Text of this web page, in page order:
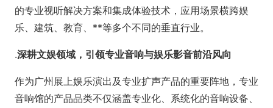
的专业视听解决方案和集成体验技术，应用场景横跨娱
乐、建筑、教育、**等多个不同的垂直行业。
.深耕文娱领域，引领专业音响与娱乐影音前沿风向
作为广州展上娱乐演出及专业扩声产品的重要阵地，专业
音响馆的产品品类不仅涵盖专业化、系统化的音响设备、